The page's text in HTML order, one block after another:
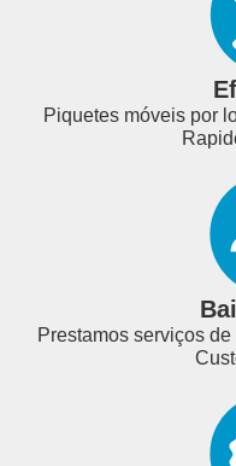
Piquetes móveis por
Prestamos serviços